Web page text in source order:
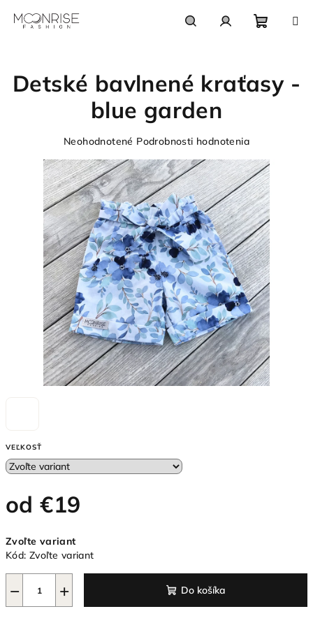
košík
VEĽKOSŤ
od€19
cena:
Zvoľte variant
Kód: Zvoľte variant
+
− Do košíka
Detské bavlnené kraťasy -
blue garden
Priemerné
produktu
je
0,0
z
5
hviezdičiek.
Neohodnotené Podrobnosti hodnotenia